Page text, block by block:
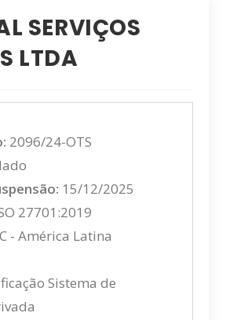
SERVIÇOS
LTDA
2096/24-OTS
15/12/2025
27701:2019
- América Latina
Sistema de